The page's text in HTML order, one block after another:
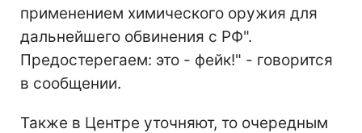
применением химического оружия для
дальнейшего обвинения с РФ".
Предостерегаем: это - фейк!" - говорится
в сообщении.
Также в Центре уточняют, то очередным